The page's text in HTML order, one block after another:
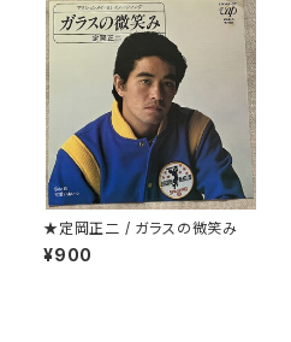
★定岡正二 / ガラスの微笑み
¥900